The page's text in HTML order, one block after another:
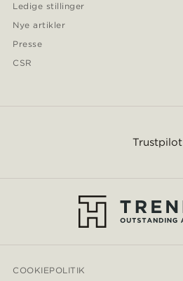
Ledige stillinger
Nye artikler
Presse
CSR
Trustpilot
COOKIEPOLITIK